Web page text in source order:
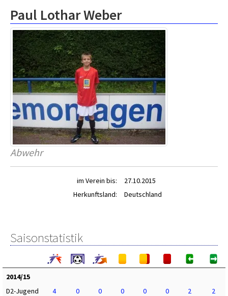
Paul Lothar Weber
Abwehr
im Verein bis:
27.10.2015
Herkunftsland:
Deutschland
Saisonstatistik
2014/15
D2-Jugend
4 0 0 0 0 0 2
2